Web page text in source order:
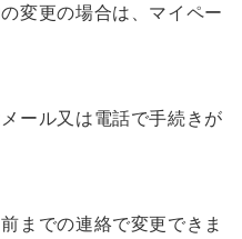
変更の場合は、マイペー
ール又は電話で手続きが
までの連絡で変更できま